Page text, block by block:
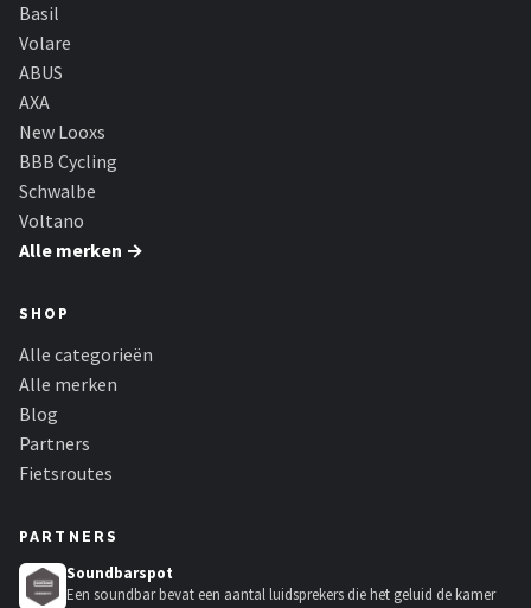
Basil
Volare
ABUS
AXA
New Looxs
BBB Cycling
Schwalbe
Voltano
Alle merken →
SHOP
Alle categorieën
Alle merken
Blog
Partners
Fietsroutes
PARTNERS
Soundbarspot
Een soundbar bevat een aantal luidsprekers die het geluid de kamer